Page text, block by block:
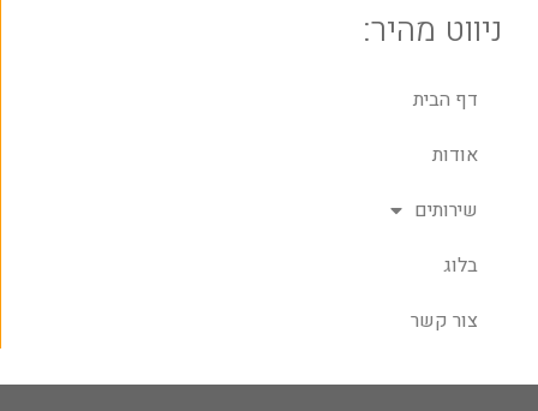
ניווט מהיר:
דף הבית
אודות
שירותים
בלוג
צור קשר